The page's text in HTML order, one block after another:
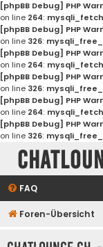
[phpBB Debug] PHP
on line 264:
[phpBB Debug] PHP
on line 326:
[phpBB Debug] PHP
on line 264:
[phpBB Debug] PHP
on line 326:
[phpBB Debug] PHP
on line 264:
[phpBB Debug] PHP
on line 326:
FAQ
Foren-Übersicht